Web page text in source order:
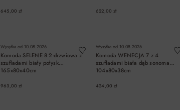
645,00 zł 622,00 zł
Wysyłka od 10.08.2026
Komoda SELENE 8 2-drzwiowa z
szufladami biały połysk
165x80x40cm
963,00 zł
Wysyłka od 10.08.2026
Komoda WENECJA 7 z 4
szufladami biała dąb sonoma
104x80x38cm
424,00 zł